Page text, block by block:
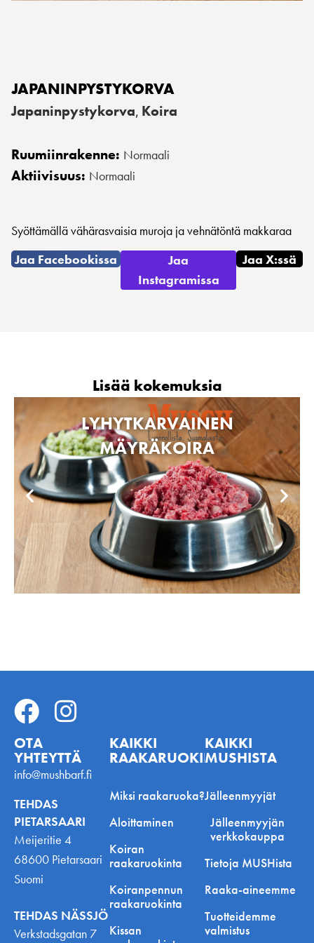
JAPANINPYSTYKORVA
Japaninpystykorva, Koira
Ruumiinrakenne: Normaali
Aktiivisuus: Normaali
Syöttämällä vähärasvaisia muroja ja vehnätöntä makkaraa
Jaa Facebookissa
Jaa
Instagramissa
Jaa X:ssä
Lisää kokemuksia
LYHYTKARVAINEN
MÄYRÄKOIRA
OTA
YHTEYTTÄ
info@mushbarf.fi
TEHDAS
PIETARSAARI
Meijeritie 4
68600 Pietarsaari
Suomi
TEHDAS NÄSSJÖ
Verkstadsgatan 7
KAIKKI
RAAKARUOKINNASTA
Miksi raakaruoka?
Aloittaminen
Koiran
raakaruokinta
Koiranpennun
raakaruokinta
Kissan
KAIKKI
MUSHISTA
Jälleenmyyjät
Jälleenmyyjän
verkkokauppa
Tietoja MUSHista
Raaka-aineemme
Tuotteidemme
valmistus